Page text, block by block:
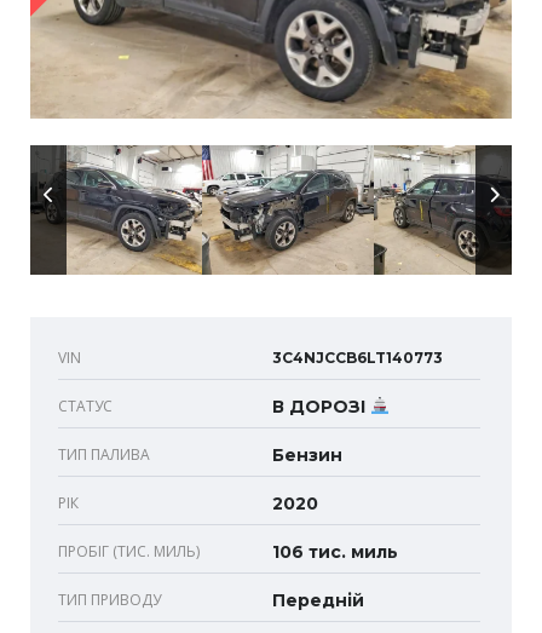
VIN 3C4NJCCB6LT140773
СТАТУС В ДОРОЗІ
ТИП ПАЛИВА Бензин
РІК 2020
ПРОБІГ (ТИС. МИЛЬ) 106 тис. миль
ТИП ПРИВОДУ Передній